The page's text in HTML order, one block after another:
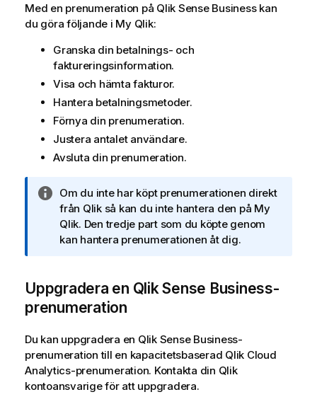
Med en prenumeration på Qlik Sense Businesskan
du göra följande i My Qlik:
Granska din betalnings- och
faktureringsinformation.
Visa och hämta fakturor.
Hantera betalningsmetoder.
Förnya din prenumeration.
Justera antalet användare.
Avsluta din prenumeration.
A
n
t
e
n
n
Om du inte har köpt prenumerationen direkt
från Qlikså kan du inte hantera den på My
Qlik. Den tredje part som du köpte genom
kan hantera prenumerationen åt dig.
Uppgradera en Qlik Sense Business-
prenumeration
Du kan uppgradera en Qlik Sense Business-
prenumeration till en kapacitetsbaserad Qlik Cloud
Analytics-prenumeration. Kontakta din Qlik
kontoansvarige för att uppgradera.